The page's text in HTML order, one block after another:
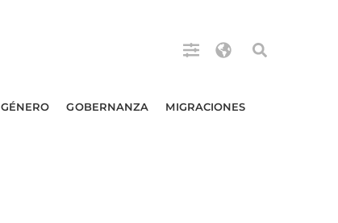
GÉNERO GOBERNANZA MIGRACIONES